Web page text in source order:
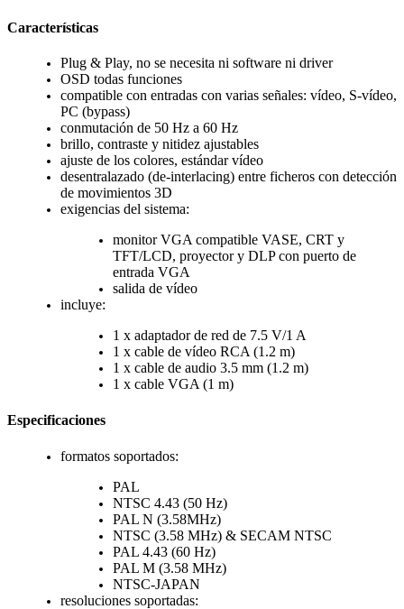
Características
Plug & Play, no se necesita ni software ni driver
OSD todas funciones
compatible con entradas con varias señales: vídeo, S-vídeo,
PC (bypass)
conmutación de 50 Hz a 60 Hz
brillo, contraste y nitidez ajustables
ajuste de los colores, estándar vídeo
desentralazado (de-interlacing) entre ficheros con detección
de movimientos 3D
exigencias del sistema:
monitor VGA compatible VASE, CRT y
TFT/LCD, proyector y DLP con puerto de
entrada VGA
salida de vídeo
incluye:
1 x adaptador de red de 7.5 V/1 A
1 x cable de vídeo RCA (1.2 m)
1 x cable de audio 3.5 mm (1.2 m)
1 x cable VGA (1 m)
Especificaciones
formatos soportados:
PAL
NTSC 4.43 (50 Hz)
PAL N (3.58MHz)
NTSC (3.58 MHz) & SECAM NTSC
PAL 4.43 (60 Hz)
PAL M (3.58 MHz)
NTSC-JAPAN
resoluciones soportadas: